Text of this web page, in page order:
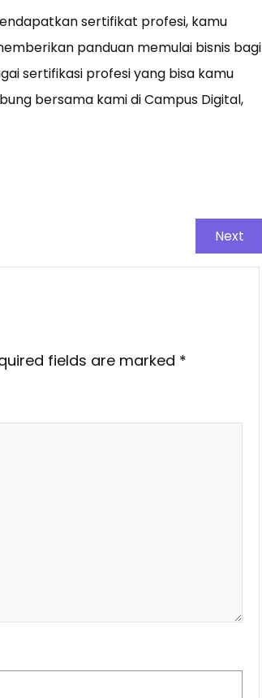
sertifikat profesi, kamu
panduan memulai bisnis bagi
sertifikasi profesi yang bisa kamu
bersama kami di Campus Digital,
Next
fields are marked *